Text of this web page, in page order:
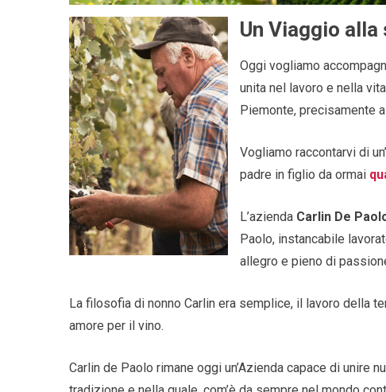
Un Viaggio
Oggi vogliamo
unita nel lavoro e nella
Piemonte, precisamente a
Vogliamo raccontarvi di
padre in figlio da ormai
L’azienda Carlin De
Paolo, instancabile
allegro e pieno di
La filosofia di nonno Carlin era semplice, il lavoro della
amore per il vino.
Carlin de Paolo rimane oggi un’Azienda capace di unire